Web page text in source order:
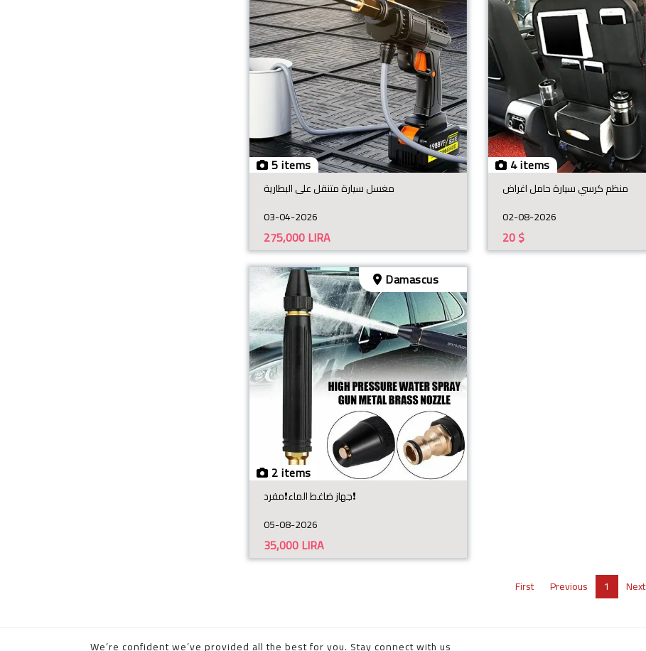
5 items
مغسل سيارة متنقل على البطارية
03-04-2026
LIRA
275,000
4 items
منظم كرسي سيارة حامل اغراض
02-08-2026
$
20
2 items
Damascus
جهاز ضاغط الماء❗️مفرد❗️
05-08-2026
LIRA
35,000
First Previous 1 Next
We’re confident we’ve provided all the best for you. Stay connect with us